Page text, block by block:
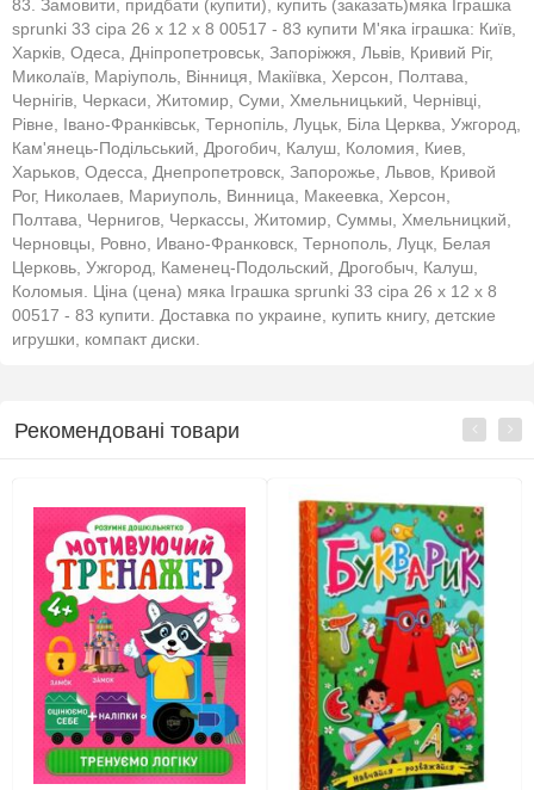
83. Замовити, придбати (купити), купить (заказать)мяка Іграшка
sprunki 33 сіра 26 x 12 x 8 00517 - 83 купити М'яка іграшка: Київ,
Харків, Одеса, Дніпропетровськ, Запоріжжя, Львів, Кривий Ріг,
Миколаїв, Маріуполь, Вінниця, Макіївка, Херсон, Полтава,
Чернігів, Черкаси, Житомир, Суми, Хмельницький, Чернівці,
Рівне, Івано-Франківськ, Тернопіль, Луцьк, Біла Церква, Ужгород,
Кам'янець-Подільський, Дрогобич, Калуш, Коломия, Киев,
Харьков, Одесса, Днепропетровск, Запорожье, Львов, Кривой
Рог, Николаев, Мариуполь, Винница, Макеевка, Херсон,
Полтава, Чернигов, Черкассы, Житомир, Суммы, Хмельницкий,
Черновцы, Ровно, Ивано-Франковск, Тернополь, Луцк, Белая
Церковь, Ужгород, Каменец-Подольский, Дрогобыч, Калуш,
Коломыя. Ціна (цена) мяка Іграшка sprunki 33 сіра 26 x 12 x 8
00517 - 83 купити. Доставка по украине, купить книгу, детские
игрушки, компакт диски.
Рекомендовані товари